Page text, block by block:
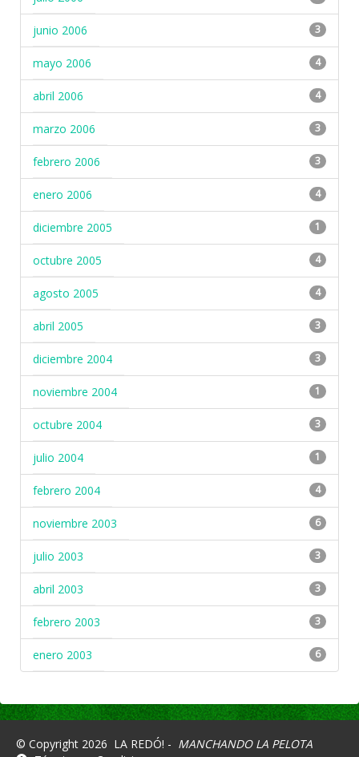
junio 2006 3
mayo 2006 4
abril 2006 4
marzo 2006 3
febrero 2006 3
enero 2006 4
diciembre 2005 1
octubre 2005 4
agosto 2005 4
abril 2005 3
diciembre 2004 3
noviembre 2004 1
octubre 2004 3
julio 2004 1
febrero 2004 4
noviembre 2003 6
julio 2003 3
abril 2003 3
febrero 2003 3
enero 2003 6
© Copyright 2026 LA REDÓ! - MANCHANDO LA PELOTA